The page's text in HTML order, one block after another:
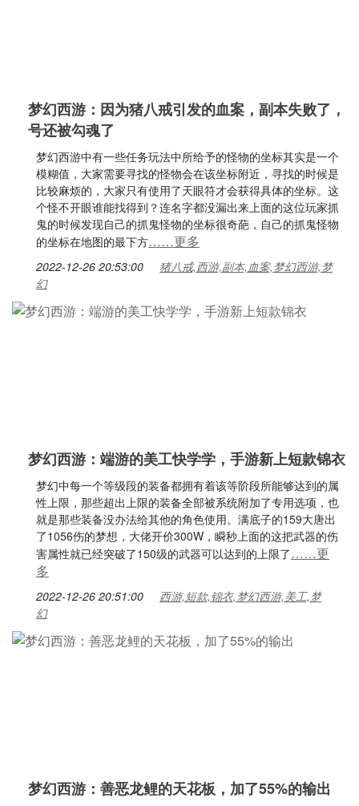
梦幻西游：因为猪八戒引发的血案，副本失败了，
号还被勾魂了
梦幻西游中有一些任务玩法中所给予的怪物的坐标其实是一个
模糊值，大家需要寻找的怪物会在该坐标附近，寻找的时候是
比较麻烦的，大家只有使用了天眼符才会获得具体的坐标。这
个怪不开眼谁能找得到？连名字都没漏出来上面的这位玩家抓
鬼的时候发现自己的抓鬼怪物的坐标很奇葩，自己的抓鬼怪物
的坐标在地图的最下方……更多
2022-12-26 20:53:00
猪八戒,西游,副本,血案,梦幻西游,梦
幻
梦幻西游：端游的美工快学学，手游新上短款锦衣
梦幻中每一个等级段的装备都拥有着该等阶段所能够达到的属
性上限，那些超出上限的装备全部被系统附加了专用选项，也
就是那些装备没办法给其他的角色使用。满底子的159大唐出
了1056伤的梦想，大佬开价300W，瞬秒上面的这把武器的伤
害属性就已经突破了150级的武器可以达到的上限了……更
多
2022-12-26 20:51:00
西游,短款,锦衣,梦幻西游,美工,梦
幻
梦幻西游：善恶龙鲤的天花板，加了55%的输出